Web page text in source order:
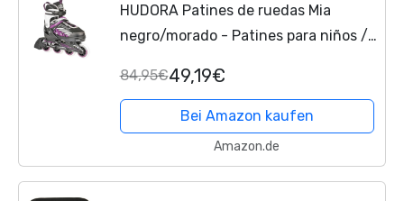
HUDORA Patines de ruedas Mia
negro/morado - Patines para niños /
- ajustables en 4 tallas - cómodos y
elegantes
84,95€49,19€
Bei Amazon kaufen
Amazon.de